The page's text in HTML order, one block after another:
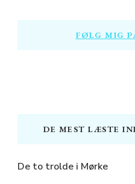
FØLG MIG
DE MEST LÆSTE
De to trolde i Mørke